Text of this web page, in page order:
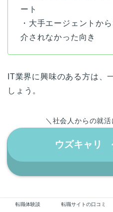
ート
・大手エージェントか
介されなかった向き
IT業界に興味のある方は、
しょう。
＼社会人からの就
ウズキャリ
転職体験談 転職サイトの口コミ